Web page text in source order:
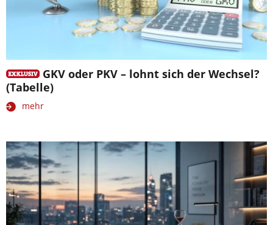
GKV oder PKV – lohnt sich der Wechsel?
(Tabelle)
mehr